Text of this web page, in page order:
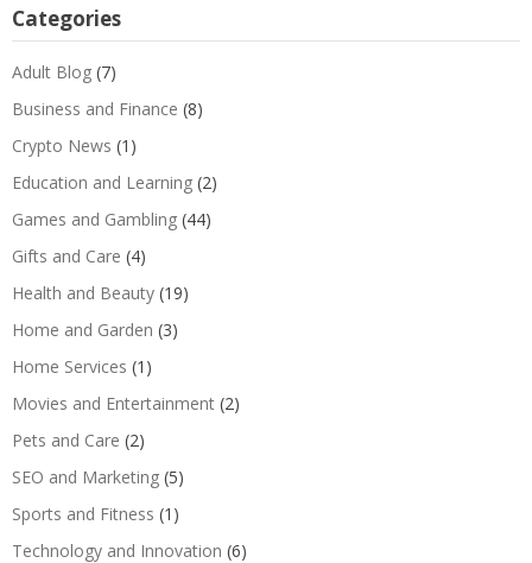
Categories
Adult Blog (7)
Business and Finance (8)
Crypto News (1)
Education and Learning (2)
Games and Gambling (44)
Gifts and Care (4)
Health and Beauty (19)
Home and Garden (3)
Home Services (1)
Movies and Entertainment (2)
Pets and Care (2)
SEO and Marketing (5)
Sports and Fitness (1)
Technology and Innovation (6)